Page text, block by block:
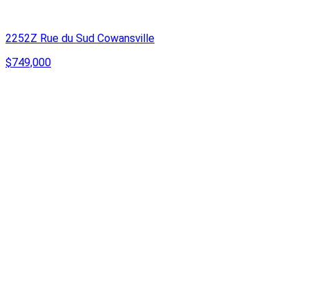
2252Z Rue du Sud Cowansville
$749,000